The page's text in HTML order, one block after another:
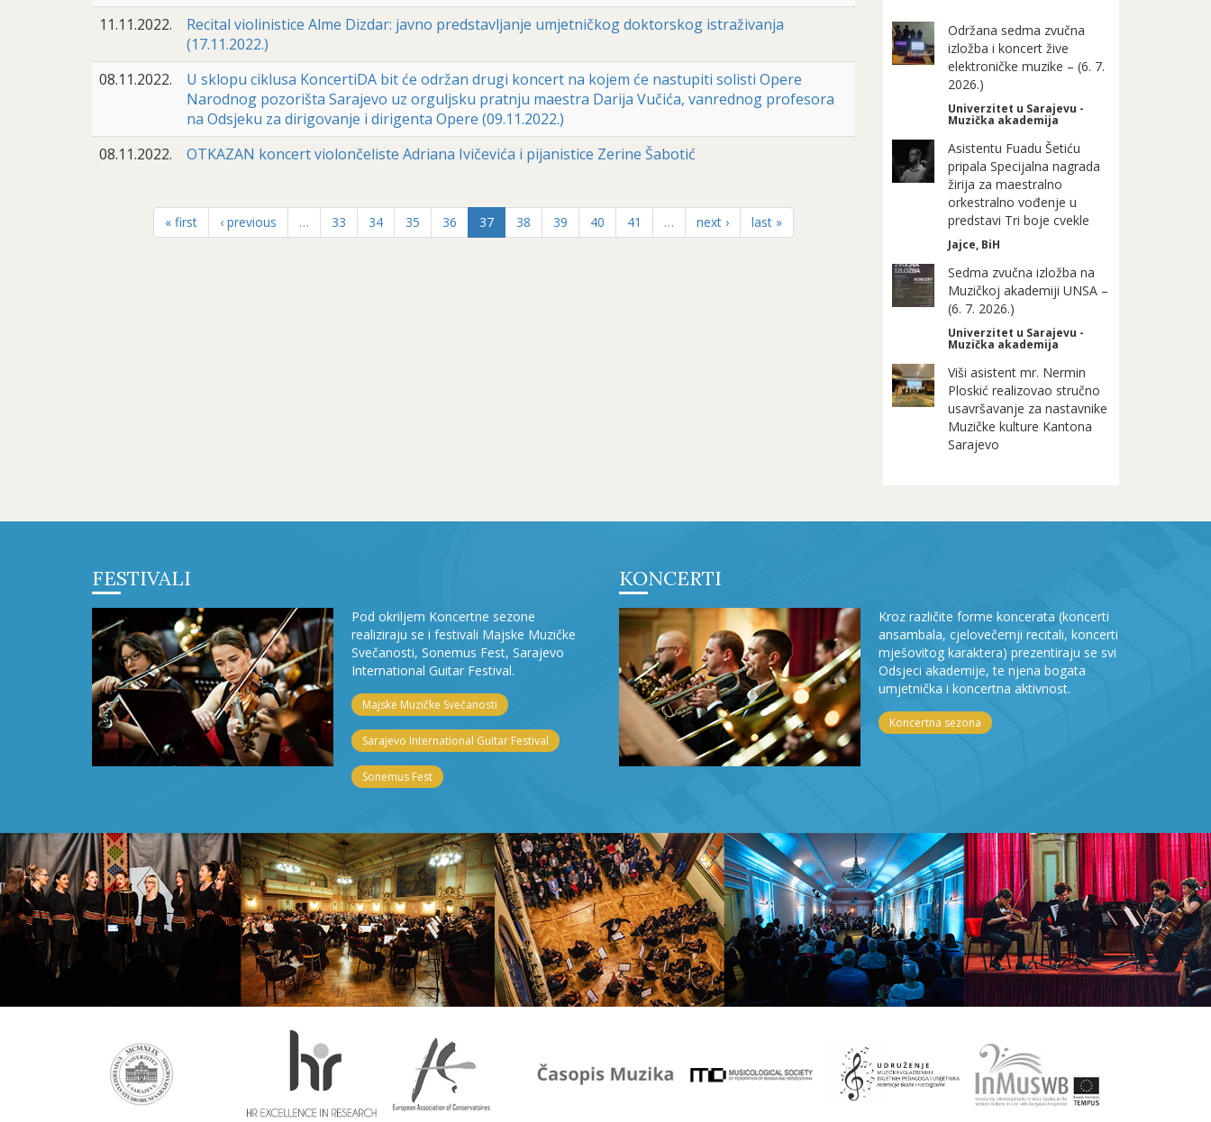
11.11.2022.
Recital violinistice Alme Dizdar: javno predstavljanje umjetničkog doktorskog istraživanja
(17.11.2022.)
08.11.2022.
U sklopu ciklusa KoncertiDA bit će održan drugi koncert na kojem će nastupiti solisti Opere
Narodnog pozorišta Sarajevo uz orguljsku pratnju maestra Darija Vučića, vanrednog profesora
na Odsjeku za dirigovanje i dirigenta Opere (09.11.2022.)
08.11.2022.
OTKAZAN koncert violončeliste Adriana Ivičevića i pijanistice Zerine Šabotić
« first ‹ previous … 33 34 35 36 37 38 39 40 41 … next › last »
Održana sedma zvučna
izložba i koncert žive
elektroničke muzike – (6. 7.
2026.)
Univerzitet u Sarajevu -
Muzička akademija
Asistentu Fuadu Šetiću
pripala Specijalna nagrada
žirija za maestralno
orkestralno vođenje u
predstavi Tri boje cvekle
Jajce, BiH
Sedma zvučna izložba na
Muzičkoj akademiji UNSA –
(6. 7. 2026.)
Univerzitet u Sarajevu -
Muzička akademija
Viši asistent mr. Nermin
Ploskić realizovao stručno
usavršavanje za nastavnike
Muzičke kulture Kantona
Sarajevo
FESTIVALI
Pod okriljem Koncertne sezone
realiziraju se i festivali Majske Muzičke
Svečanosti, Sonemus Fest, Sarajevo
International Guitar Festival.
Majske Muzičke Svečanosti
Sarajevo International Guitar Festival
Sonemus Fest
KONCERTI
Kroz različite forme koncerata (koncerti
ansambala, cjelovečernji recitali, koncerti
mješovitog karaktera) prezentiraju se svi
Odsjeci akademije, te njena bogata
umjetnička i koncertna aktivnost.
Koncertna sezona